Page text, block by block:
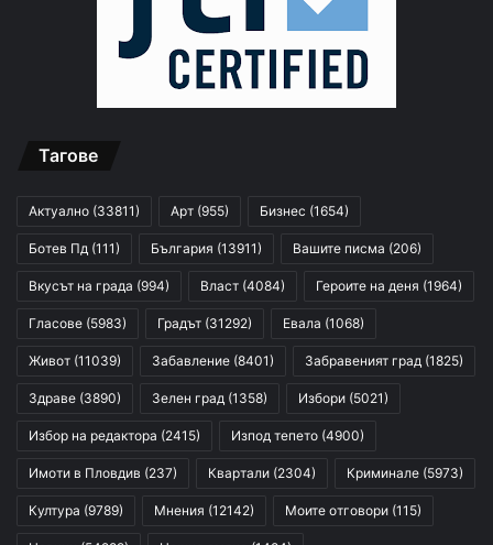
Тагове
Актуално (33811) Арт (955) Бизнес (1654)
Ботев Пд (111) България (13911) Вашите писма (206)
Вкусът на града (994) Власт (4084) Героите на деня (1964)
Гласове (5983) Градът (31292) Евала (1068)
Живот (11039) Забавление (8401) Забравеният град (1825)
Здраве (3890) Зелен град (1358) Избори (5021)
Избор на редактора (2415) Изпод тепето (4900)
Имоти в Пловдив (237) Квартали (2304) Криминале (5973)
Култура (9789) Мнения (12142) Моите отговори (115)